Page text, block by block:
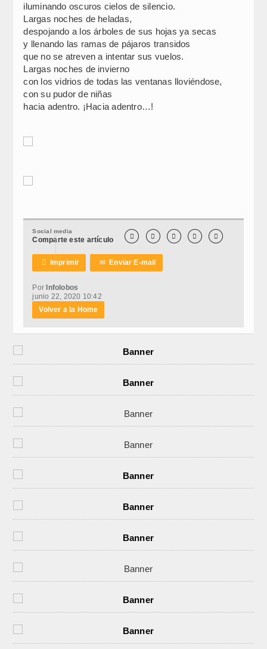
iluminando oscuros cielos de silencio.
Largas noches de heladas,
despojando a los árboles de sus hojas ya secas
y llenando las ramas de pájaros transidos
que no se atreven a intentar sus vuelos.
Largas noches de invierno
con los vidrios de todas las ventanas lloviéndose,
con su pudor de niñas
hacia adentro. ¡Hacia adentro…!
Social media
Comparte este artículo     
 Imprimir ✉Enviar E-mail
Por Infolobos
junio 22, 2020 10:42
Volver a la Home